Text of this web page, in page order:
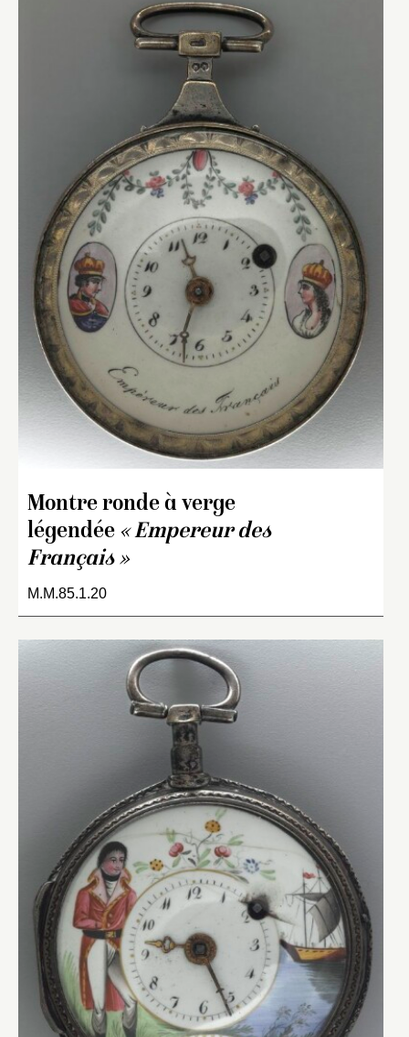
Montre ronde à verge
légendée « Empereur des
Français »
M.M.85.1.20